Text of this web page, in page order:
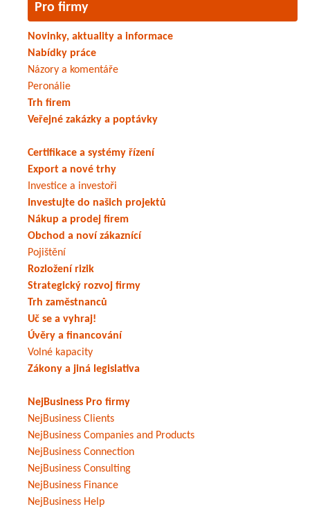
Pro firmy
Novinky, aktuality a informace
Nabídky práce
Názory a komentáře
Peronálie
Trh firem
Veřejné zakázky a poptávky
Certifikace a systémy řízení
Export a nové trhy
Investice a investoři
Investujte do našich projektů
Nákup a prodej firem
Obchod a noví zákaznící
Pojištění
Rozložení rizik
Strategický rozvoj firmy
Trh zaměstnanců
Uč se a vyhraj!
Úvěry a financování
Volné kapacity
Zákony a jiná legislativa
NejBusiness Pro firmy
NejBusiness Clients
NejBusiness Companies and Products
NejBusiness Connection
NejBusiness Consulting
NejBusiness Finance
NejBusiness Help